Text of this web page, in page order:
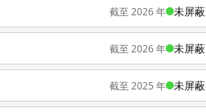
截至 2026 年 未屏蔽
截至 2026 年 未屏蔽
截至 2025 年 未屏蔽